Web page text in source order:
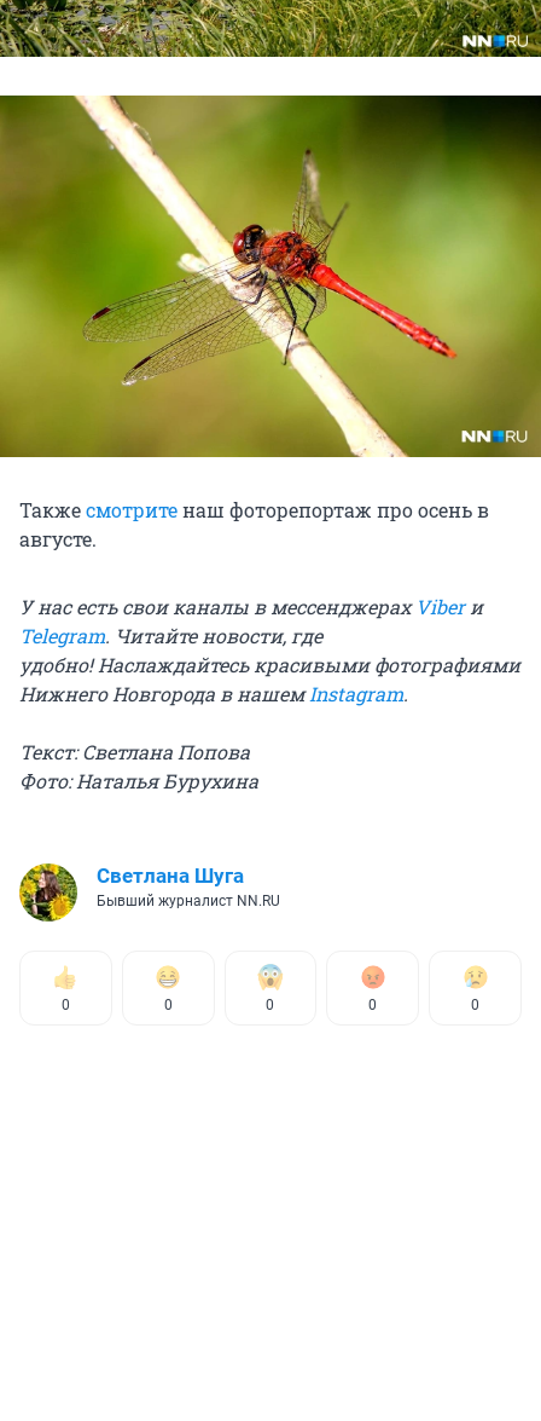
Такжесмотритенаш фоторепортаж про осень в
августе.
У нас есть свои каналы в мессенджерах Viberи
Telegram. Читайте новости, где
удобно!Наслаждайтесь красивыми фотографиями
Нижнего Новгорода в нашемInstagram.
Текст: Светлана Попова
Фото: Наталья Бурухина
Светлана Шуга
Бывший журналист NN.RU
0 0 0 0 0